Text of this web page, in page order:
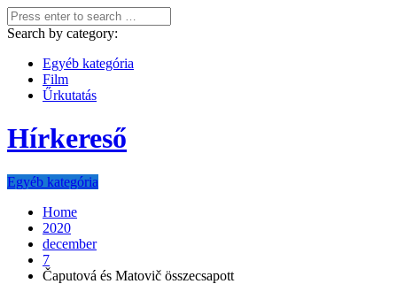
Search by category:
Egyéb kategória
Film
Űrkutatás
Hírkereső
Egyéb kategória
Home
2020
december
7
Čaputová és Matovič összecsapott